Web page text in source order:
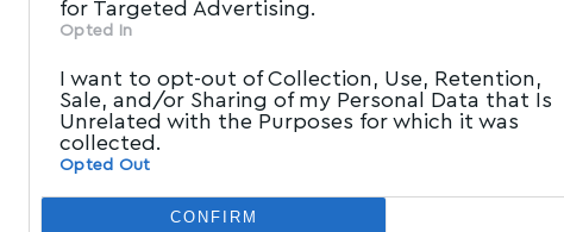
for Targeted Advertising.
Opted In
I want to opt-out of Collection, Use, Retention,
Sale, and/or Sharing of my Personal Data that Is
Unrelated with the Purposes for which it was
collected.
Opted Out
CONFIRM